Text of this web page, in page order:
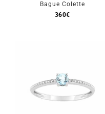
Bague Colette
360€